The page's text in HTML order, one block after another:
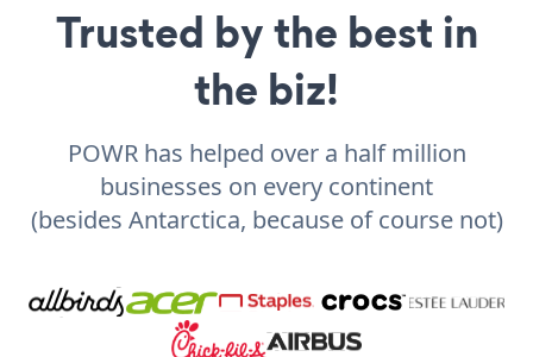
Trusted by the best in
the biz!
POWR has helped over a half million
businesses on every continent
(besides Antarctica, because of course not)